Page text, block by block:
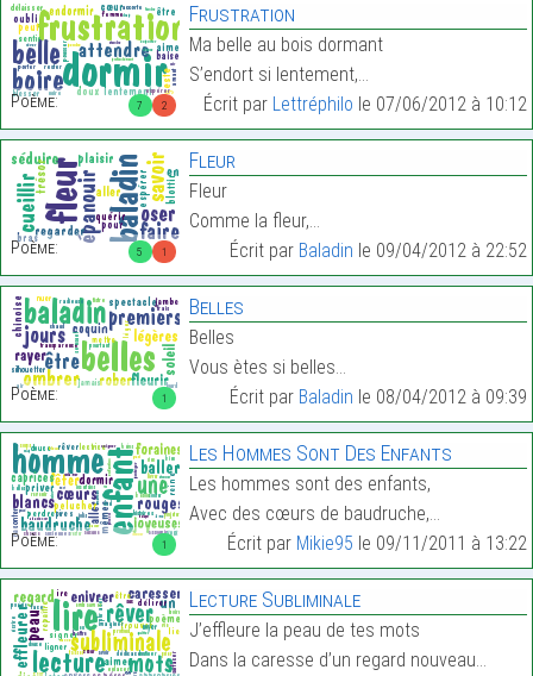
7 2
Poème:
Frustration
Ma belle au bois dormant
S’endort si lentement,…
Écrit par Lettréphilo le 07/06/2012 à 10:12
5 1
Poème:
Fleur
Fleur
Comme la fleur,…
Écrit par Baladin le 09/04/2012 à 22:52
1
Poème:
Belles
Belles
Vous ètes si belles…
Écrit par Baladin le 08/04/2012 à 09:39
1
Poème:
Les Hommes Sont Des Enfants
Les hommes sont des enfants,
Avec des cœurs de baudruche,…
Écrit par Mikie95 le 09/11/2011 à 13:22
Lecture Subliminale
J’effleure la peau de tes mots
Dans la caresse d’un regard nouveau…